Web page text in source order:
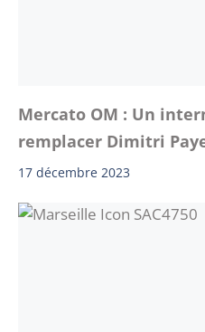
Mercato OM : Un
remplacer Dimitri
17 décembre 2023